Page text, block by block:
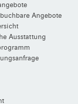
Angebote
Ausstattung